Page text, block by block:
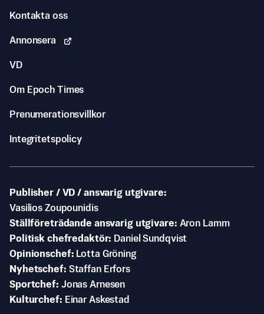
Kontakta oss
Annonsera
VD
Om Epoch Times
Prenumerationsvillkor
Integritetspolicy
Publisher / VD / ansvarig utgivare
Vasilios Zoupounidis
Ställföreträdande ansvarig utgivare Aron Lamm
Politisk chefredaktör
Daniel Sundqvist
Opinionschef
Lotta Gröning
Nyhetschef Staffan Erfors
Sportchef Jonas Arnesen
Kulturchef
Einar Askestad